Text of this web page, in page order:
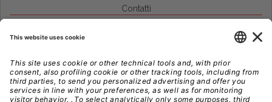
Contatti
Note Legali
Privacy